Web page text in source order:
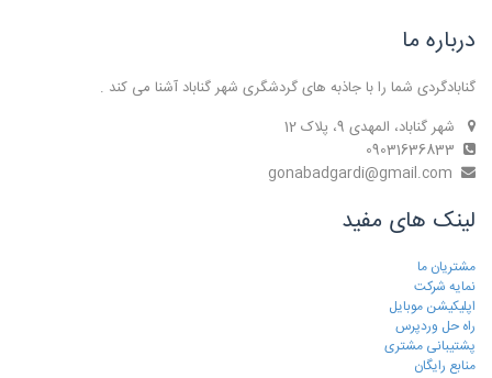
درباره ما
گنابادگردی شما را با جاذبه های گردشگری شهر گناباد آشنا می کند .
شهر گناباد، المهدی 9، پلاک 12
لینک های مفید
مشتریان ما
نمایه شرکت
اپلیکیشن موبایل
راه حل وردپرس
پشتیبانی مشتری
منابع رایگان